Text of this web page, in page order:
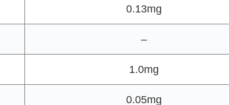
0.13mg
–
1.0mg
0.05mg